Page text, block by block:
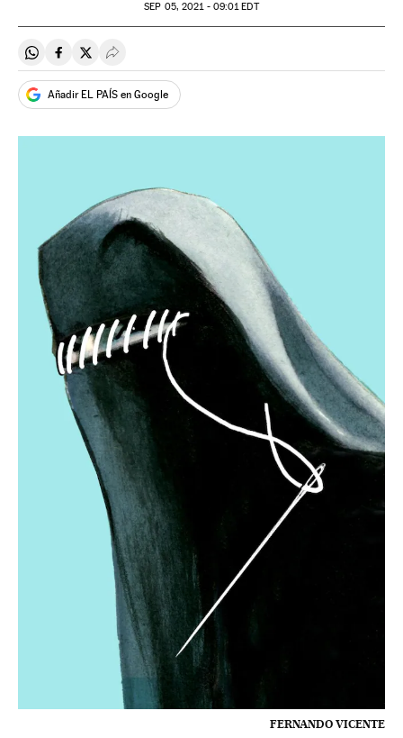
SEP 05, 2021 - 09:01EDT
Compartir en Whatsapp
Compartir en Facebook
Compartir en Twitter
Desplegar Redes Sociales
Añadir EL PAÍS en Google
FERNANDO VICENTE